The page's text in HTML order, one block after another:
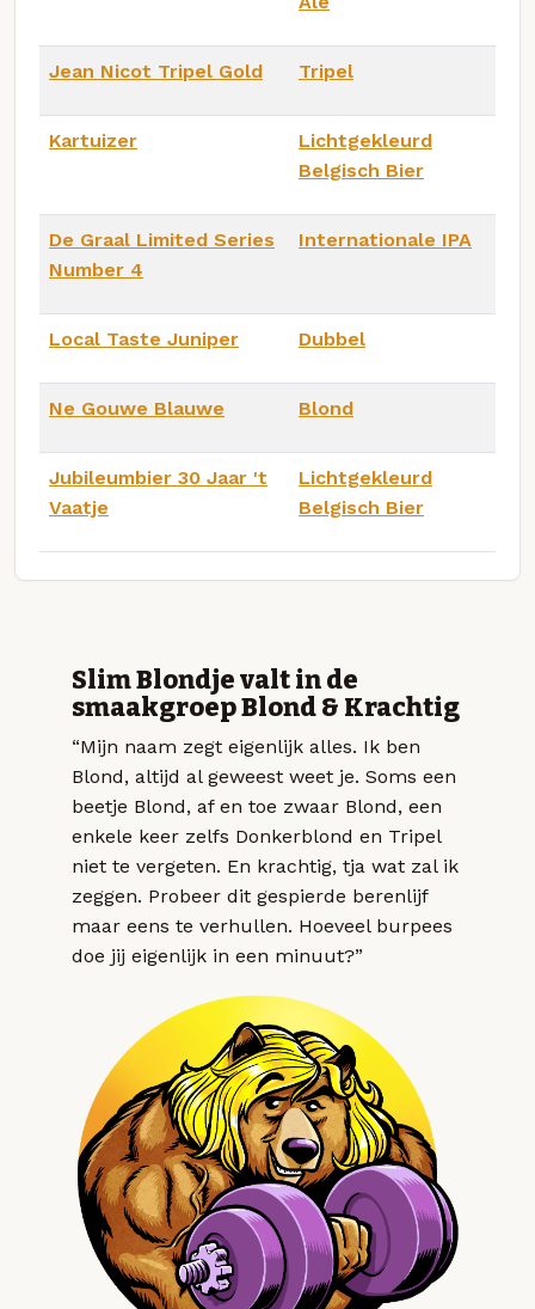
Jean Nicot Tripel Gold Tripel
Kartuizer
Lichtgekleurd
Belgisch Bier
De Graal Limited Series
Number 4
Internationale IPA
Local Taste Juniper Dubbel
Ne Gouwe Blauwe Blond
Jubileumbier 30 Jaar 't
Vaatje
Lichtgekleurd
Belgisch Bier
Slim Blondje valt in de
smaakgroep Blond & Krachtig
“Mijn naam zegt eigenlijk alles. Ik ben
Blond, altijd al geweest weet je. Soms een
beetje Blond, af en toe zwaar Blond, een
enkele keer zelfs Donkerblond en Tripel
niet te vergeten. En krachtig, tja wat zal ik
zeggen. Probeer dit gespierde berenlijf
maar eens te verhullen. Hoeveel burpees
doe jij eigenlijk in een minuut?”